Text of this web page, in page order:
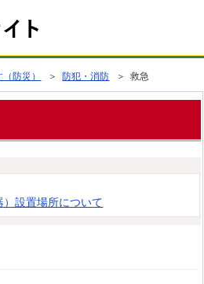
防災） ＞ 防犯・消防 ＞ 救急
設置場所について